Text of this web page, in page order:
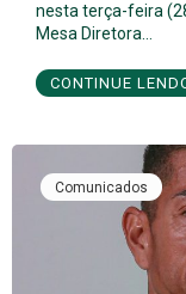
nesta terça-feira
Mesa Diretora…
CONTINUE
Comunicados